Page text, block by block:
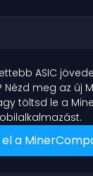
ASIC
meg az új
töltsd le a
el a